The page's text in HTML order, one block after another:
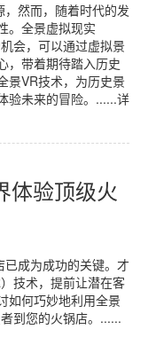
然而，随着时代的发
。全景虚拟现实
会，可以通过虚拟景
，带着期待踏入历史
景VR技术，为历史景
验未来的冒险。......详
体验顶级火
成为成功的关键。才
技术，提前让潜在客
如何巧妙地利用全景
到您的火锅店。......